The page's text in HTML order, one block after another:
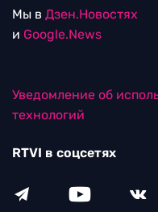
Мы в Дзен.Новостях
и Google.News
Уведомление об
технологий
RTVI в соцсетях